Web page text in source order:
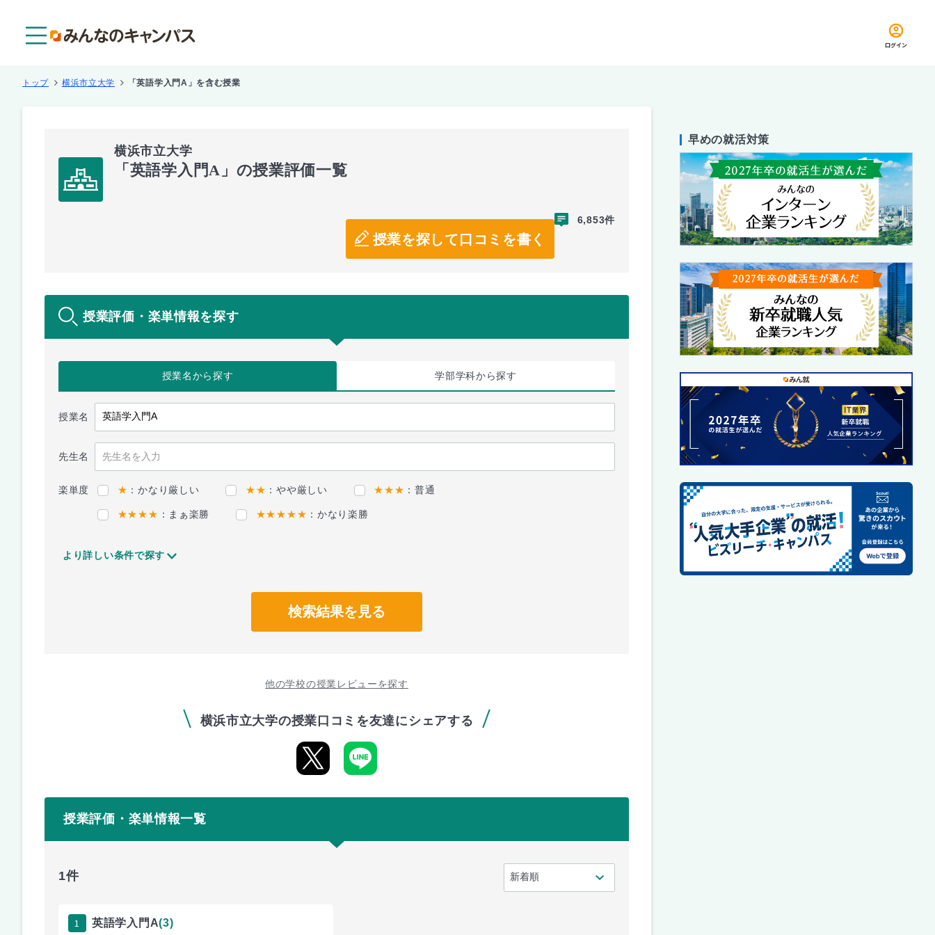
ログイン
トップ 横浜市立大学 「英語学入門A」を含む授業
横浜市立大学
「英語学入門A」の授業評価一覧
授業を探して口コミを書く
6,853件
授業評価・楽単情報を探す
授業名から探す 学部学科から探す
授業名
先生名
楽単度 ★ ：かなり厳しい ★★ ：やや厳しい ★★★ ：普通
★★★★ ：まぁ楽勝 ★★★★★ ：かなり楽勝
より詳しい条件で探す
検索結果を見る
他の学校の授業レビューを探す
横浜市立大学の授業口コミを友達にシェアする
授業評価・楽単情報一覧
1件
1 英語学入門A(3)
早めの就活対策